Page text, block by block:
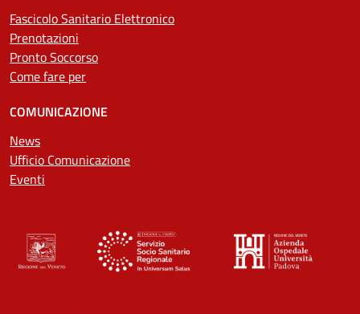
Fascicolo Sanitario Elettronico
Prenotazioni
Pronto Soccorso
Come fare per
COMUNICAZIONE
News
Ufficio Comunicazione
Eventi